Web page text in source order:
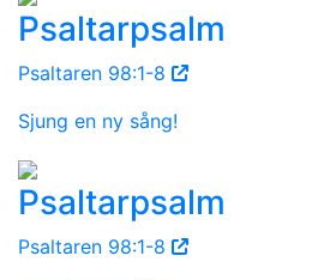
Psaltarpsalm
Psaltaren 98:1-8
Sjung en ny sång!
Psaltarpsalm
Psaltaren 98:1-8